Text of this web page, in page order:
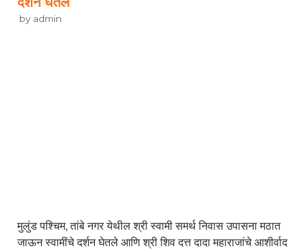
by admin
मुलुंड पश्चिम, तांबे नगर येथील श्री स्वामी समर्थ निवास उपासना मठात
जाऊन स्वामींचे दर्शन घेतले आणि श्री शिव दत्त दादा महाराजांचे आशीर्वाद